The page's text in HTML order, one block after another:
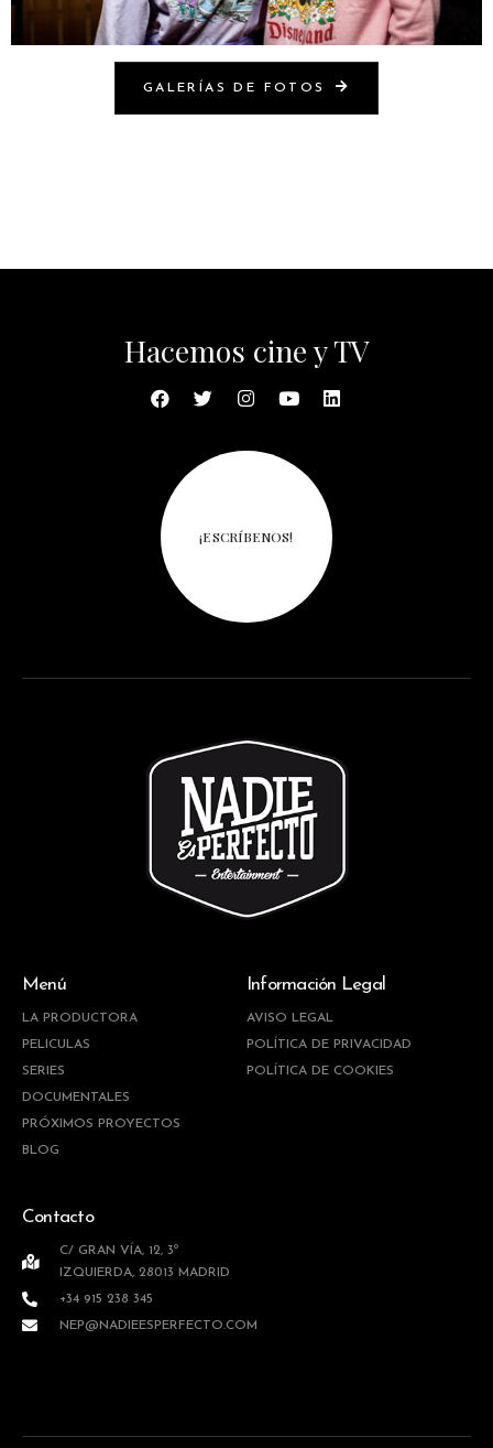
GALERÍAS DE FOTOS
Hacemos cine y TV
¡ESCRÍBENOS!
Menú
LA PRODUCTORA
PELICULAS
SERIES
DOCUMENTALES
PRÓXIMOS PROYECTOS
BLOG
Información Legal
AVISO LEGAL
POLÍTICA DE PRIVACIDAD
POLÍTICA DE COOKIES
Contacto
C/ GRAN VÍA, 12, 3º
IZQUIERDA, 28013 MADRID
+34 915 238 345
NEP@NADIEESPERFECTO.COM